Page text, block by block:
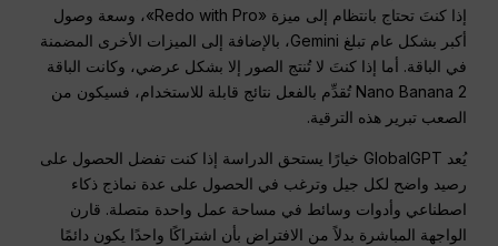
إذا كنتَ تحتاج بانتظام إلى ميزة «Redo with Pro»، وسعة وصول
أكبر بشكل عام تبلغ Gemini، بالإضافة إلى الميزات الأخرى المضمنة
في الباقة. أما إذا كنتَ لا تُنتج الصور إلا بشكل عرضي، وكانت الباقة
Nano Banana 2 تُقدِّم بالفعل نتائج قابلة للاستخدام، فسيكون من
الصعب تبرير هذه الترقية.
يُعد GlobalGPT خيارًا يستحق الدراسة إذا كنت تفضل الحصول على
رصيد واضح لكل جيل وترغب في الحصول على عدة نماذج ذكاء
اصطناعي وأدوات وسائط في مساحة عمل واحدة متصلة. قارن
الواجهة المباشرة بدلاً من الافتراض بأن اشتراكًا واحدًا يكون دائمًا